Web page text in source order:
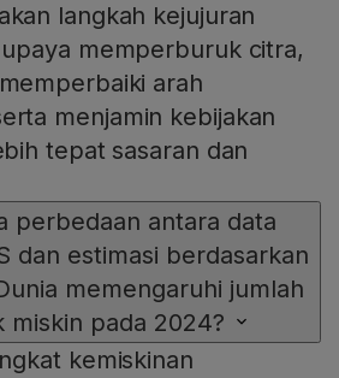
langkah kejujuran
memperburuk citra,
arah
menjamin kebijakan
tepat sasaran dan
perbedaan antara data
dan estimasi berdasarkan
memengaruhi jumlah
miskin pada 2024?
kemiskinan